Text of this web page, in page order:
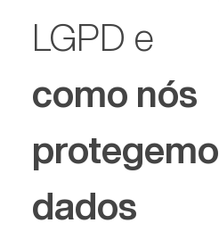
LGPD e
como nós
dados